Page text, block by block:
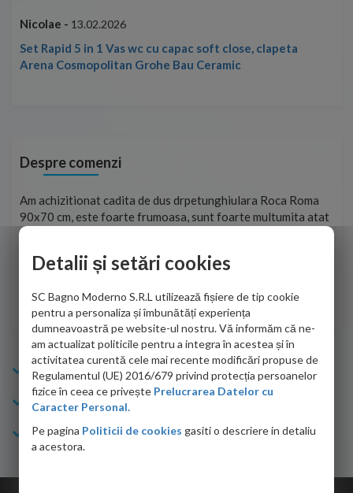
Nicolae - 13.02.2026
Set Rapid 5 in 1 Vas wc cu capac soft close, clapeta
Arena Cosmopolitan Grohe Bau Ceramic
Despre comenzi
Am achizitionat cadita de dus drpetunghiulara Roca Roma
90x70 cm, este foarte frumoasa, sunt foarte multumita atat
de personalul firmei dvs. cu care am colaborat in obtinerea
adus coletul in siguranta.Numai bine, va doresc!
Sofrone Viviana -28.07.2026
Info Bagno
Cumparaturi
Suport clienti
Detalii și setări cookies
SC Bagno Moderno S.R.L utilizează fișiere de tip cookie
pentru a personaliza și îmbunătăți experiența
dumneavoastră pe website-ul nostru. Vă informăm că ne-
am actualizat politicile pentru a integra în acestea și în
activitatea curentă cele mai recente modificări propuse de
Regulamentul (UE) 2016/679 privind protecția persoanelor
fizice în ceea ce privește Prelucrarea Datelor cu
Caracter Personal.
Pe pagina Politicii de cookies gasiti o descriere in detaliu
a acestora.